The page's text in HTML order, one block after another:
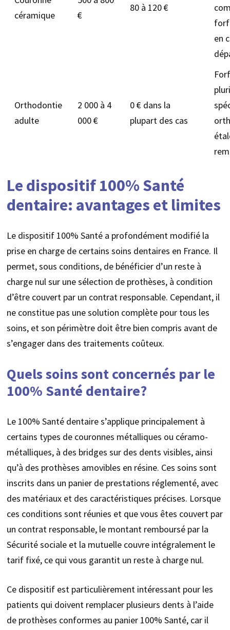
céramique
€
80 à 120 €
en
Orthodontie
adulte
2 000 à 4
000 €
0 € dans la
plupart des cas
Le dispositif 100% Santé
dentaire: avantages et limites
Le dispositif 100% Santé a profondément modifié la
prise en charge de certains soins dentaires en France. Il
permet, sous conditions, de bénéficier d’un reste à
charge nul sur une sélection de prothèses, à condition
d’être couvert par un contrat responsable. Cependant, il
ne constitue pas une solution complète pour tous les
soins, et son périmètre doit être bien compris avant de
s’engager dans des traitements coûteux.
Quels soins sont concernés par le
100% Santé dentaire?
Le 100% Santé dentaire s’applique principalement à
certains types de couronnes métalliques ou céramo-
métalliques, à des bridges sur des dents visibles, ainsi
qu’à des prothèses amovibles en résine. Ces soins sont
inscrits dans un panier de prestations réglementé, avec
des matériaux et des caractéristiques précises. Lorsque
ces conditions sont réunies et que vous êtes couvert par
un contrat responsable, le montant remboursé par la
Sécurité sociale et la mutuelle couvre intégralement le
tarif fixé, ce qui vous garantit un reste à charge nul.
Ce dispositif est particulièrement intéressant pour les
patients qui doivent remplacer plusieurs dents à l’aide
de prothèses conformes au panier 100% Santé, car il